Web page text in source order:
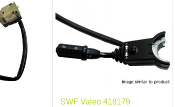
SWF Valeo 418179